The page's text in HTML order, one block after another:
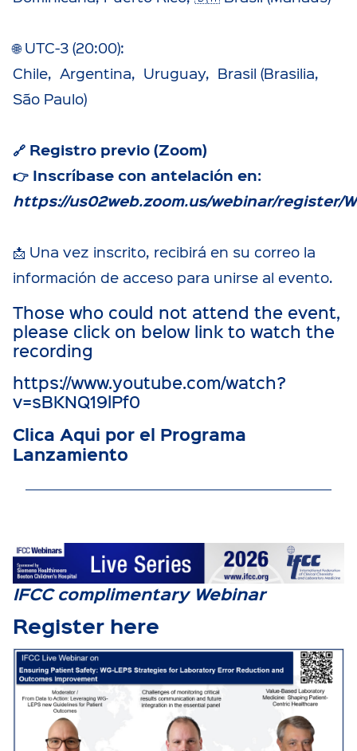
🌐 UTC-3 (20:00):
Chile, Argentina, Uruguay, Brasil (Brasilia,
São Paulo)
🔗 Registro previo (Zoom)
👉 Inscríbase con antelación en:
https://us02web.zoom.us/webinar/register/
📩 Una vez inscrito, recibirá en su correo la
información de acceso para unirse al evento.
Those who could not attend the event,
please click on below link to watch the
recording
https://www.youtube.com/watch?
v=sBKNQ19lPf0
Clica Aqui por el Programa
Lanzamiento
IFCC complimentary Webinar
Register here